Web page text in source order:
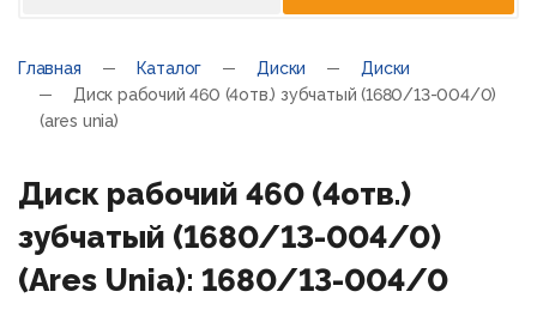
Главная Каталог Диски
Диски
Диск рабочий 460 (4отв.) зубчатый (1680/13-004/0)
(ares unia)
Диск рабочий 460 (4отв.)
зубчатый (1680/13-004/0)
(Ares Unia): 1680/13-004/0